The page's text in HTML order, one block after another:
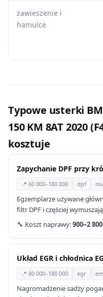
zawieszenie i
hamulce
Typowe usterki
150 KM 8AT 2020
kosztuje
Zapychanie DPF przy
📍 60 000–180 000 dpf
Egzemplarze używane
filtr DPF i częściej
🔧 Koszt naprawy:900–2 800
Układ EGR i chłodnica
📍 80 000–180 000 egr
Nagromadzenie sadzy